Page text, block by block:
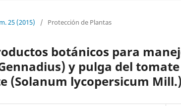
25 (2015) / Protección de Plantas
botánicos para
y pulga del
(Solanum lycopersicum